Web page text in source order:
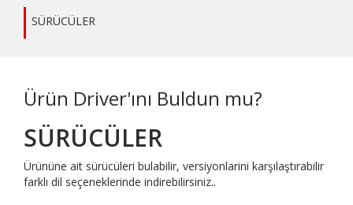
SÜRÜCÜLER
Ürün Driver'ını Buldun mu?
SÜRÜCÜLER
Ürününe ait sürücüleri bulabilir, versiyonlarini karşılaştırabilir
farklı dil seçeneklerinde indirebilirsiniz..